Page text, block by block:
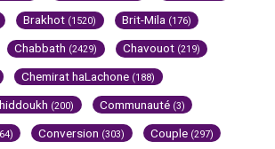
Brakhot (1520) Brit-Mila (176)
Chabbath (2429) Chavouot (219)
Chemirat haLachone (188)
(200) Communauté (3)
Conversion (303) Couple (297)